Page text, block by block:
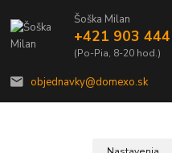
Šoška Milan
+421 903
(Po-Pia, 8-20 hod.)
objednavky@domexo.sk